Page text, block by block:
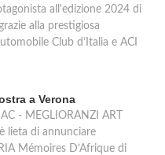
all'edizione 2024 di
alla prestigiosa
Club d’Italia e ACI
a Verona
- MEGLIORANZI ART
lieta di annunciare
Mémoires D’Afrique di